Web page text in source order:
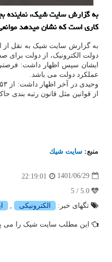
به گزارش سایت شیک، نماینده
کاری است که نشان میدهد
به گزارش سایت شیک به نقل از
دولت الکترونیک، از دولت برای صدور
عملکرد دولت می باشد.
از قوانین مثل قانون رتبه
منبع: سایت شیك
1401/06/29
22:19:01
تگهای خبر:
الكترونیكی ,
این مطلب سایت شیک را می